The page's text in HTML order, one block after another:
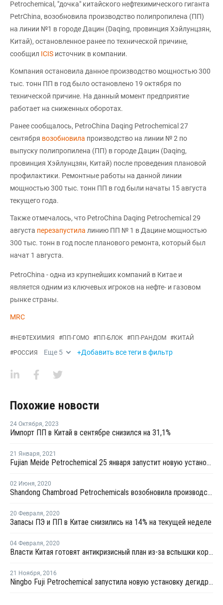
Petrochemical, "дочка" китайского нефтехимического гиганта
PetrChina, возобновила производство полипропилена (ПП)
на линии №1 в городе Дацин (Daqing, провинция Хэйлунцзян,
Китай), остановленное ранее по технической причине,
сообщил ICIS источник в компании.
Компания остановила данное производство мощностью 300
тыс. тонн ПП в год было остановлено 19 октября по
технической причине. На данный момент предприятие
работает на сниженных оборотах.
Ранее сообщалось, PetroChina Daqing Petrochemical 27
сентября возобновила производство на линии № 2 по
выпуску полипропилена (ПП) в городе Дацин (Daqing,
провинция Хэйлунцзян, Китай) после проведения плановой
профилактики. Ремонтные работы на данной линии
мощностью 300 тыс. тонн ПП в год были начаты 15 августа
текущего года.
Также отмечалось, что PetroChina Daqing Petrochemical 29
августа перезапустила линию ПП № 1 в Дацине мощностью
300 тыс. тонн в год после планового ремонта, который был
начат 1 августа.
PetroChina - одна из крупнейших компаний в Китае и
является одним из ключевых игроков на нефте- и газовом
рынке страны.
MRC
#НЕФТЕХИМИЯ #ПП-ГОМО #ПП-БЛОК #ПП-РАНДОМ #КИТАЙ
#РОССИЯ Еще 5 +Добавить все теги в фильтр
Похожие новости
24 Октября, 2023
Импорт ПП в Китай в сентябре снизился на 31,1%
21 Января, 2021
Fujian Meide Petrochemical 25 января запустит новую установку дегидрирования пропана в Китае
02 Июня, 2020
Shandong Chambroad Petrochemicals возобновила производство пропилена в Биньчжоу
20 Февраля, 2020
Запасы ПЭ и ПП в Китае снизились на 14% на текущей неделе
04 Февраля, 2020
Власти Китая готовят антикризисный план из-за вспышки коронавируса
21 Ноября, 2016
Ningbo Fuji Petrochemical запустила новую установку дегидрирования пропана в Нинбо